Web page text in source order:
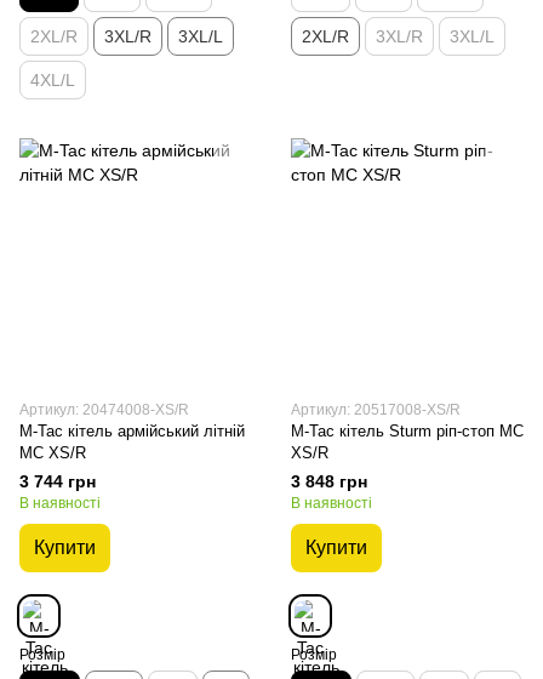
2XL/R 3XL/R 3XL/L
4XL/L
2XL/R 3XL/R 3XL/L
Артикул: 20474008-XS/R
M-Tac кітель армійський літній
MC XS/R
3 744 грн
В наявності
Купити
Розмір
Артикул: 20517008-XS/R
M-Tac кітель Sturm ріп-стоп MC
XS/R
3 848 грн
В наявності
Купити
Розмір